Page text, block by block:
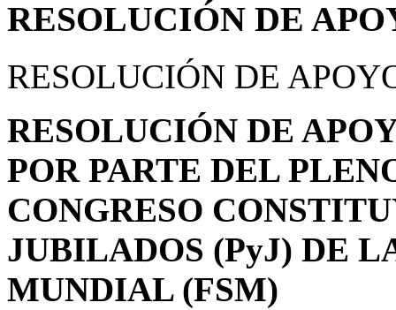
RESOLUCIÓN DE
RESOLUCIÓN DE
RESOLUCIÓN DE
POR PARTE DEL
CONGRESO
JUBILADOS (PyJ) DE
MUNDIAL (FSM)